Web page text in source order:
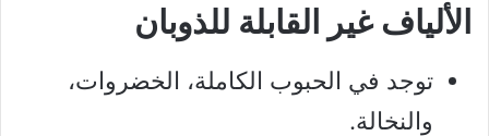
الألياف غير القابلة للذوبان
توجد في الحبوب الكاملة، الخضروات،
والنخالة.